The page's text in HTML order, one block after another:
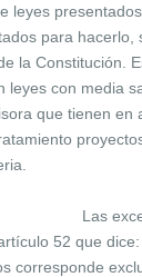
leyes
para hacerlo,
la Constitución.
leyes con media
que tienen en
52 que
corresponde